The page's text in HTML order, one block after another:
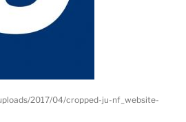
2017/04/cropped-ju-nf_website-